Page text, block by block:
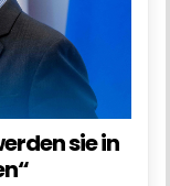
sie in